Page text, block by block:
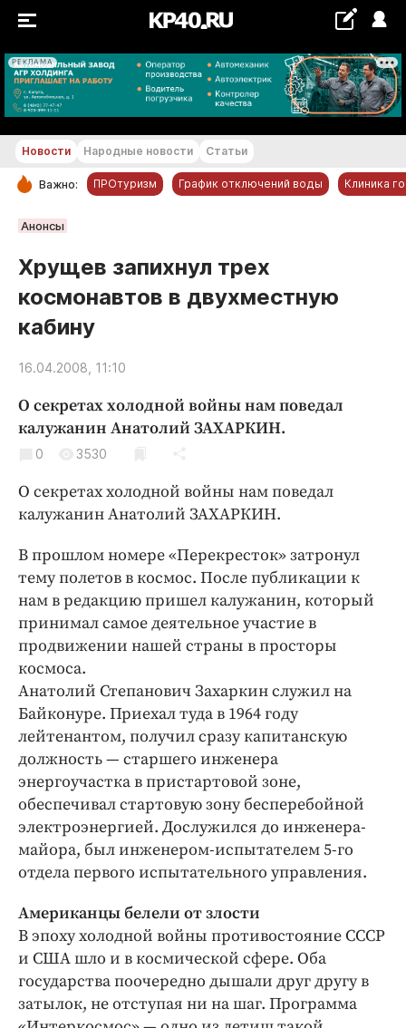
РЕКЛАМА
+16...+17 °С
РУБРИКИ
Новости компаний
Статьи
Народные новости
Авто и транспорт
Криминал
Культура
Образование
Погода
Праздники
Происшествия
Экономика и бизнес
ПРОЕКТЫ
Блоги
Издания
Медиаперсона
Интересное чтиво
Клиника года
Бренд года
Новости Народные новости Статьи
Важно: ПРОтуризм График отключений воды Клиника
Анонсы
Хрущев запихнул трех
космонавтов в двухместную
кабину
16.04.2008, 11:10
О секретах холодной войны нам поведал
калужанин Анатолий ЗАХАРКИН.
0 3530
О секретах холодной войны нам поведал
калужанин Анатолий ЗАХАРКИН.
В прошлом номере «Перекресток» затронул
тему полетов в космос. После публикации к
нам в редакцию пришел калужанин, который
принимал самое деятельное участие в
продвижении нашей страны в просторы
космоса.
Анатолий Степанович Захаркин служил на
Байконуре. Приехал туда в 1964 году
лейтенантом, получил сразу капитанскую
должность — старшего инженера
энергоучастка в пристартовой зоне,
обеспечивал стартовую зону бесперебойной
электроэнергией. Дослужился до инженера-
майора, был инженером-испытателем 5-го
отдела первого испытательного управления.
Американцы белели от злости
В эпоху холодной войны противостояние СССР
и США шло и в космической сфере. Оба
государства поочередно дышали друг другу в
затылок, не отступая ни на шаг. Программа